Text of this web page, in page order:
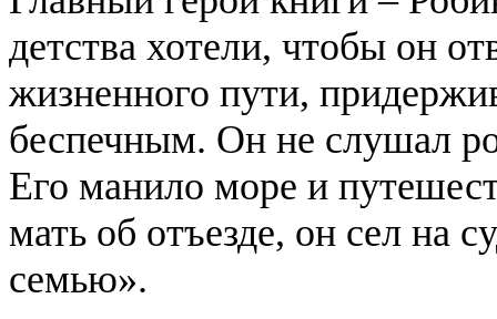
детства хотели, чтобы он
жизненного пути,
беспечным. Он не слушал
Его манило море и
мать об отъезде, он сел на
семью».